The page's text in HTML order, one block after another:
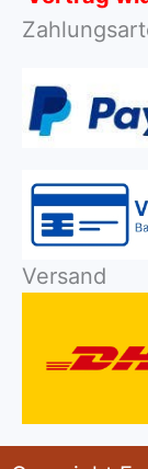
Versand